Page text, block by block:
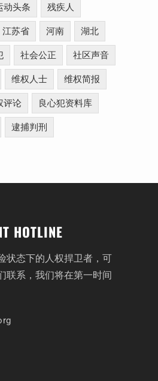
动头条 残疾人
江苏省 河南 湖北
社会公正 社区声音
维权人士 维权简报
评论 良心犯资料库
逮捕判刑
HOTLINE
状态下的人权捍卫者，可
联系，我们将在第一时间